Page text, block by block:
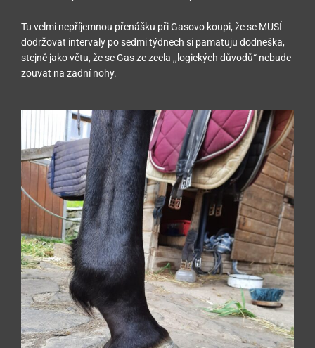
Tu velmi nepříjemnou přenášku při Gasovo koupi, že se MUSÍ
dodržovat intervaly po sedmi týdnech si pamatuju dodneška,
stejně jako větu, že se Gas ze zcela ,,logických důvodů“ nebude
zouvat na zadní nohy.